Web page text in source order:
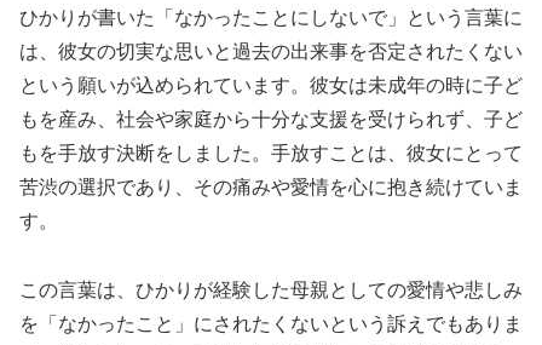
ひかりが書いた「なかったことにしないで」という言葉に
は、彼女の切実な思いと過去の出来事を否定されたくない
という願いが込められています。彼女は未成年の時に子ど
もを産み、社会や家庭から十分な支援を受けられず、子ど
もを手放す決断をしました。手放すことは、彼女にとって
苦渋の選択であり、その痛みや愛情を心に抱き続けていま
す。
この言葉は、ひかりが経験した母親としての愛情や悲しみ
を「なかったこと」にされたくないという訴えでもありま